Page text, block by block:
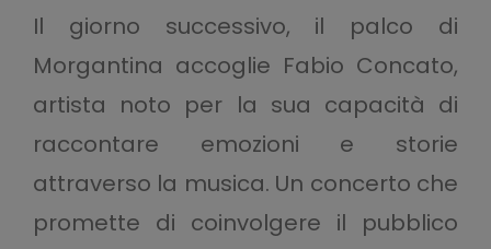
Il giorno successivo, il palco di
Morgantina accoglie Fabio Concato,
artista noto per la sua capacità di
raccontare emozioni e storie
attraverso la musica. Un concerto che
promette di coinvolgere il pubblico